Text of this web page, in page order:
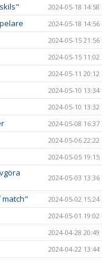
2024-05-18 14:58
2024-05-18 14:56
2024-05-15 21:56
2024-05-15 11:02
2024-05-11 20:12
2024-05-10 13:34
2024-05-10 13:32
2024-05-08 16:37
2024-05-06 22:22
2024-05-05 19:15
2024-05-03 13:36
match" 2024-05-02 15:24
2024-05-01 19:02
2024-04-28 20:49
2024-04-22 13:44